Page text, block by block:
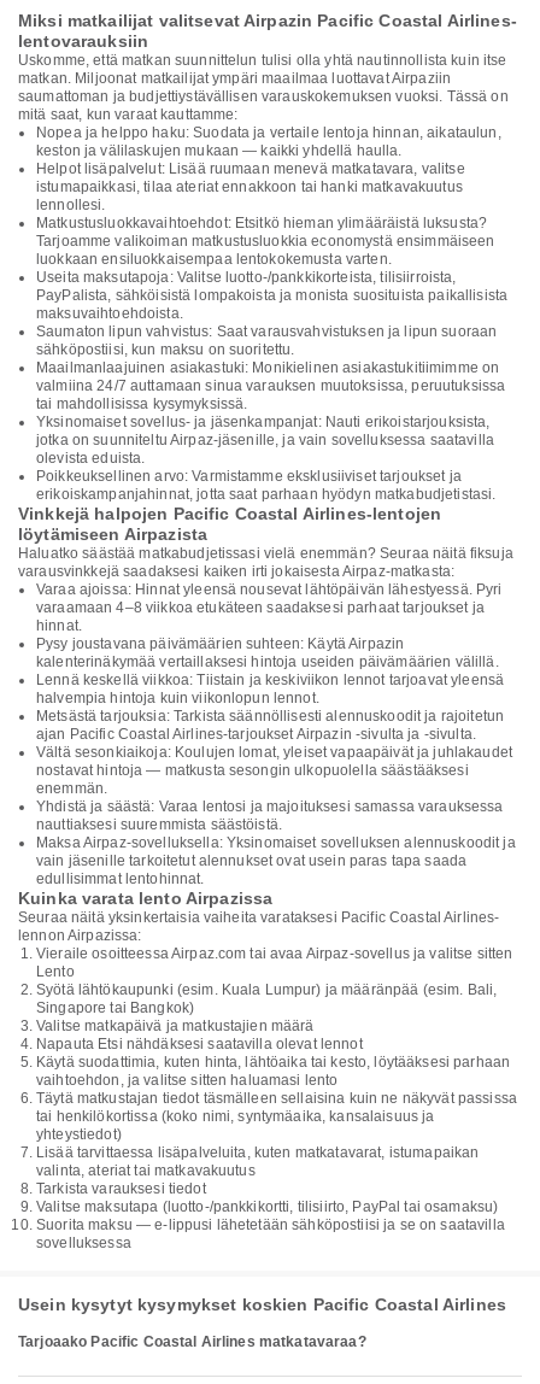
Miksi matkailijat valitsevat Airpazin Pacific Coastal Airlines-
lentovarauksiin
Uskomme, että matkan suunnittelun tulisi olla yhtä nautinnollista kuin itse
matkan. Miljoonat matkailijat ympäri maailmaa luottavat Airpaziin
saumattoman ja budjettiystävällisen varauskokemuksen vuoksi. Tässä on
mitä saat, kun varaat kauttamme:
Nopea ja helppo haku: Suodata ja vertaile lentoja hinnan, aikataulun,
keston ja välilaskujen mukaan — kaikki yhdellä haulla.
Helpot lisäpalvelut: Lisää ruumaan menevä matkatavara, valitse
istumapaikkasi, tilaa ateriat ennakkoon tai hanki matkavakuutus
lennollesi.
Matkustusluokkavaihtoehdot: Etsitkö hieman ylimääräistä luksusta?
Tarjoamme valikoiman matkustusluokkia economystä ensimmäiseen
luokkaan ensiluokkaisempaa lentokokemusta varten.
Useita maksutapoja: Valitse luotto-/pankkikorteista, tilisiirroista,
PayPalista, sähköisistä lompakoista ja monista suosituista paikallisista
maksuvaihtoehdoista.
Saumaton lipun vahvistus: Saat varausvahvistuksen ja lipun suoraan
sähköpostiisi, kun maksu on suoritettu.
Maailmanlaajuinen asiakastuki: Monikielinen asiakastukitiimimme on
valmiina 24/7 auttamaan sinua varauksen muutoksissa, peruutuksissa
tai mahdollisissa kysymyksissä.
Yksinomaiset sovellus- ja jäsenkampanjat: Nauti erikoistarjouksista,
jotka on suunniteltu Airpaz-jäsenille, ja vain sovelluksessa saatavilla
olevista eduista.
Poikkeuksellinen arvo: Varmistamme eksklusiiviset tarjoukset ja
erikoiskampanjahinnat, jotta saat parhaan hyödyn matkabudjetistasi.
Vinkkejä halpojen Pacific Coastal Airlines-lentojen
löytämiseen Airpazista
Haluatko säästää matkabudjetissasi vielä enemmän? Seuraa näitä fiksuja
varausvinkkejä saadaksesi kaiken irti jokaisesta Airpaz-matkasta:
Varaa ajoissa: Hinnat yleensä nousevat lähtöpäivän lähestyessä. Pyri
varaamaan 4–8 viikkoa etukäteen saadaksesi parhaat tarjoukset ja
hinnat.
Pysy joustavana päivämäärien suhteen: Käytä Airpazin
kalenterinäkymää vertaillaksesi hintoja useiden päivämäärien välillä.
Lennä keskellä viikkoa: Tiistain ja keskiviikon lennot tarjoavat yleensä
halvempia hintoja kuin viikonlopun lennot.
Metsästä tarjouksia: Tarkista säännöllisesti alennuskoodit ja rajoitetun
ajan Pacific Coastal Airlines-tarjoukset Airpazin -sivulta ja -sivulta.
Vältä sesonkiaikoja: Koulujen lomat, yleiset vapaapäivät ja juhlakaudet
nostavat hintoja — matkusta sesongin ulkopuolella säästääksesi
enemmän.
Yhdistä ja säästä: Varaa lentosi ja majoituksesi samassa varauksessa
nauttiaksesi suuremmista säästöistä.
Maksa Airpaz-sovelluksella: Yksinomaiset sovelluksen alennuskoodit ja
vain jäsenille tarkoitetut alennukset ovat usein paras tapa saada
edullisimmat lentohinnat.
Kuinka varata lento Airpazissa
Seuraa näitä yksinkertaisia vaiheita varataksesi Pacific Coastal Airlines-
lennon Airpazissa:
Vieraile osoitteessa Airpaz.com tai avaa Airpaz-sovellus ja valitse sitten
Lento
Syötä lähtökaupunki (esim. Kuala Lumpur) ja määränpää (esim. Bali,
Singapore tai Bangkok)
Valitse matkapäivä ja matkustajien määrä
Napauta Etsi nähdäksesi saatavilla olevat lennot
Käytä suodattimia, kuten hinta, lähtöaika tai kesto, löytääksesi parhaan
vaihtoehdon, ja valitse sitten haluamasi lento
Täytä matkustajan tiedot täsmälleen sellaisina kuin ne näkyvät passissa
tai henkilökortissa (koko nimi, syntymäaika, kansalaisuus ja
yhteystiedot)
Lisää tarvittaessa lisäpalveluita, kuten matkatavarat, istumapaikan
valinta, ateriat tai matkavakuutus
Tarkista varauksesi tiedot
Valitse maksutapa (luotto-/pankkikortti, tilisiirto, PayPal tai osamaksu)
Suorita maksu — e-lippusi lähetetään sähköpostiisi ja se on saatavilla
sovelluksessa
Usein kysytyt kysymykset koskien Pacific Coastal Airlines
Tarjoaako Pacific Coastal Airlines matkatavaraa?